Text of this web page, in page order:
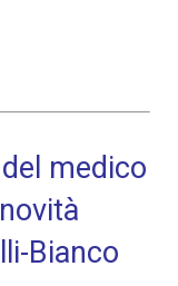
medico
Bianco